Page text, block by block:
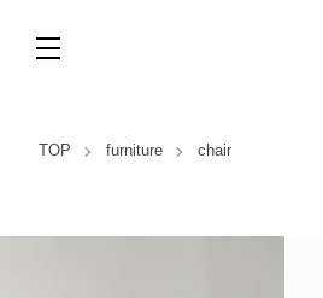
TOP furniture chair